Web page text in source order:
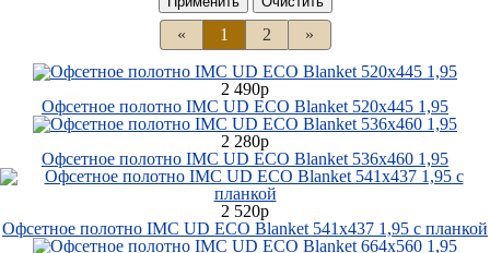
« 1 2 »
2 490р
Офсетное полотно IMC UD ECO Blanket 520х445 1,95
2 280р
Офсетное полотно IMC UD ECO Blanket 536х460 1,95
2 520р
Офсетное полотно IMC UD ECO Blanket 541х437 1,95 с планкой